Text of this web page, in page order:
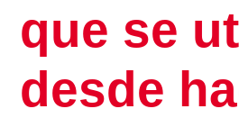
que se
desde